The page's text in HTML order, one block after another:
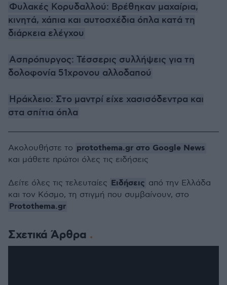
Φυλακές Κορυδαλλού: Βρέθηκαν μαχαίρια,
κινητά, χάπια και αυτοσχέδια όπλα κατά τη
διάρκεια ελέγχου
Ασπρόπυργος: Τέσσερις συλλήψεις για τη
δολοφονία 51χρονου αλλοδαπού
Ηράκλειο: Στο μαντρί είχε χασισόδεντρα και
στα σπίτια όπλα
Σχετικά Άρθρα
Ακολουθήστε το protothema.gr στο Google News
και μάθετε πρώτοι όλες τις ειδήσεις
Δείτε όλες τις τελευταίες Ειδήσεις από την Ελλάδα
και τον Κόσμο, τη στιγμή που συμβαίνουν, στο
Protothema.gr